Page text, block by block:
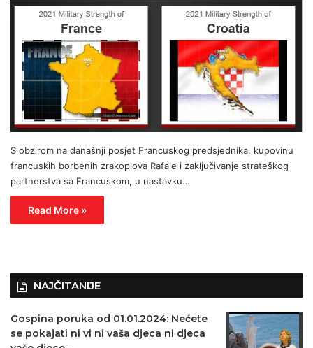
S obzirom na današnji posjet Francuskog predsjednika, kupovinu
francuskih borbenih zrakoplova Rafale i zaključivanje strateškog
partnerstva sa Francuskom, u nastavku…
Read More »
NAJČITANIJE
Gospina poruka od 01.01.2024: Nećete
se pokajati ni vi ni vaša djeca ni djeca